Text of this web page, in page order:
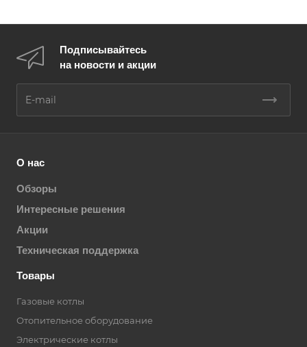
Подписывайтесь
на новости и акции
О нас
Обзоры
Интересные решения
Акции
Техническая поддержка
Товары
Газовые котлы
Отопительное оборудование
Электрические котлы